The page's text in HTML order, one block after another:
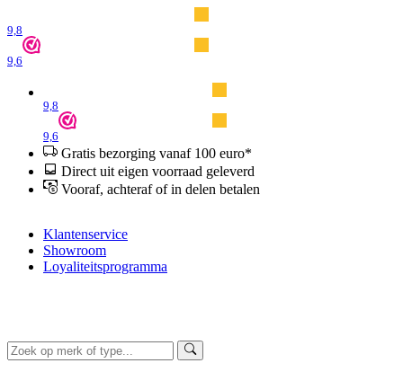
9,8
9,6
9,8
9,6
Gratis bezorging vanaf 100 euro*
Direct uit eigen voorraad geleverd
Vooraf, achteraf of in delen betalen
Klantenservice
Showroom
Loyaliteitsprogramma